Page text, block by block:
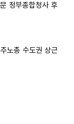
정부종합청사 후
노총 수도권 상근